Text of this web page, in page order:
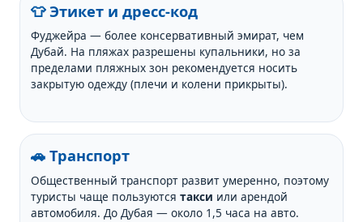
👕 Этикет и дресс-код
Фуджейра — более консервативный эмират, чем
Дубай. На пляжах разрешены купальники, но за
пределами пляжных зон рекомендуется носить
закрытую одежду (плечи и колени прикрыты).
🚗 Транспорт
Общественный транспорт развит умеренно, поэтому
туристы чаще пользуютсятакси или арендой
автомобиля. До Дубая — около 1,5 часа на авто.